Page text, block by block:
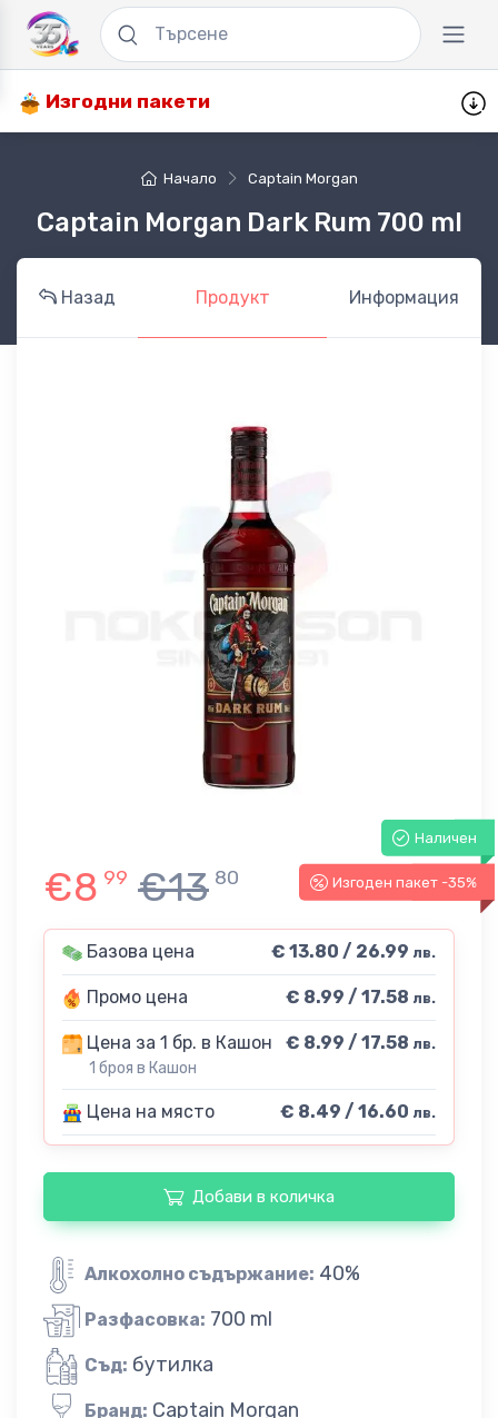
Изгодни пакети
Начало Captain Morgan
Captain Morgan Dark Rum 700 ml
Назад Продукт Информация
Наличен
-35%
Изгоден пакет -35%
€8 99 €13 80
Базова цена € 13.80 / 26.99 лв.
Промо цена € 8.99 / 17.58 лв.
Цена за 1 бр. в Кашон
1 броя в Кашон
€ 8.99 / 17.58 лв.
Цена на място € 8.49 / 16.60 лв.
Добави в количка
Алкохолно съдържание: 40%
Разфасовка: 700 ml
Съд: бутилка
Бранд: Captain Morgan